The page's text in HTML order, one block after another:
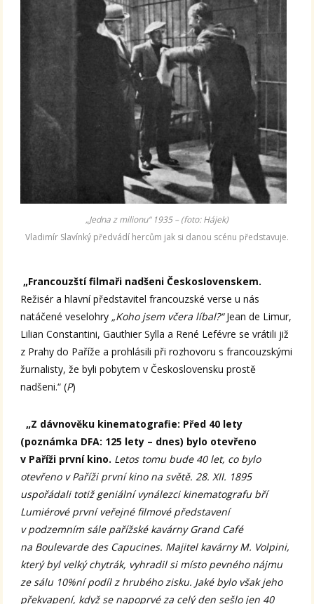
„Jedna z milionu“ 1935 – (foto: Hájek)
Vladimír Slavínký předvádí hercům jak si danou scénu představuje.
„Francouzští filmaři nadšeni Československem.
Režisér a hlavní představitel francouzské verse u nás
natáčené veselohry „Koho jsem včera líbal?“Jean de Limur,
Lilian Constantini, Gauthier Sylla a René Lefévre se vrátili již
z Prahy do Paříže a prohlásili při rozhovoru s francouzskými
žurnalisty, že byli pobytem v Československu prostě
nadšeni.“ (P)
„Z dávnověku kinematografie: Před 40 lety
(poznámka DFA: 125 lety – dnes) bylo otevřeno
v Paříži první kino. Letos tomu bude 40 let, co bylo
otevřeno v Paříži první kino na světě. 28. XII. 1895
uspořádali totiž geniální vynálezci kinematografu bří
Lumiérové první veřejné filmové představení
v podzemním sále pařížské kavárny Grand Café
na Boulevarde des Capucines. Majitel kavárny M. Volpini,
který byl velký chytrák, vyhradil si místo pevného nájmu
ze sálu 10%ní podíl z hrubého zisku. Jaké bylo však jeho
překvapení, když se napoprvé za celý den sešlo jen 40